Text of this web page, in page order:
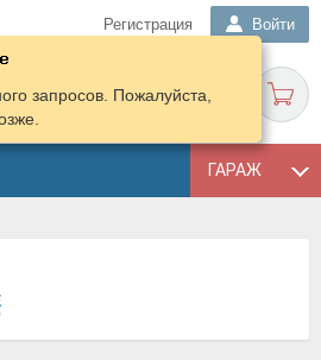
Регистрация Войти
ГАРАЖ
запросов. Пожалуйста,